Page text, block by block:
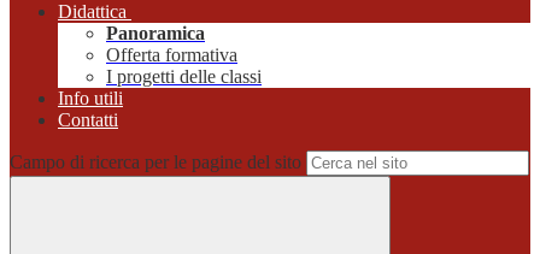
Didattica
Panoramica
Offerta formativa
I progetti delle classi
Info utili
Contatti
Campo di ricerca per le pagine del sito